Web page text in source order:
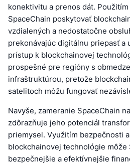
konektivitu a prenos dát.
SpaceChain poskytovať
vzdialených a nedostatočne
prekonávajúc digitálnu priepasť a
prístup k blockchainovej
prospešné pre regióny s
infraštruktúrou, pretože
satelitoch môžu fungovať
Navyše, zameranie SpaceChain
zdôrazňuje jeho potenciál
priemysel. Využitím bezpečnosti
blockchainovej technológie môže
bezpečnejšie a efektívnejšie